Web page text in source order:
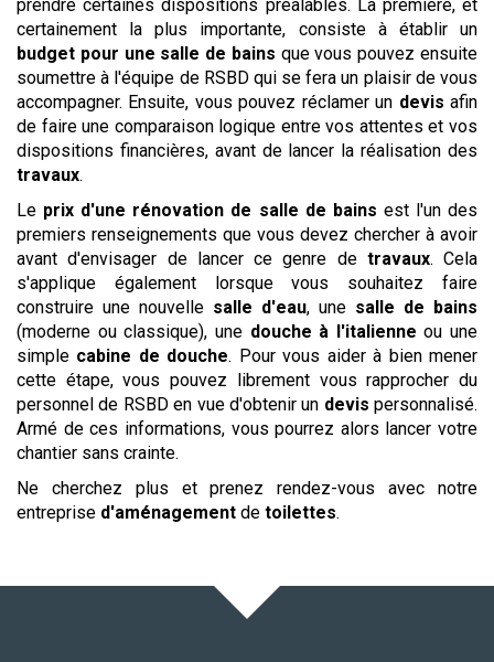
prendre certaines dispositions préalables. La première, et
certainement la plus importante, consiste à établir un
budget pour une salle de bains que vous pouvez ensuite
soumettre à l'équipe de RSBD qui se fera un plaisir de vous
accompagner. Ensuite, vous pouvez réclamer un devis afin
de faire une comparaison logique entre vos attentes et vos
dispositions financières, avant de lancer la réalisation des
travaux.
Le prix d'une rénovation de salle de bains est l'un des
premiers renseignements que vous devez chercher à avoir
avant d'envisager de lancer ce genre de travaux. Cela
s'applique également lorsque vous souhaitez faire
construire une nouvelle salle d'eau, une salle de bains
(moderne ou classique), une douche à l'italienne ou une
simple cabine de douche. Pour vous aider à bien mener
cette étape, vous pouvez librement vous rapprocher du
personnel de RSBD en vue d'obtenir un devis personnalisé.
Armé de ces informations, vous pourrez alors lancer votre
chantier sans crainte.
Ne cherchez plus et prenez rendez-vous avec notre
entreprise d'aménagement de toilettes.